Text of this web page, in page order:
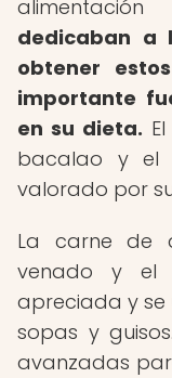
dedicaban a
obtener
importante
en su dieta.
bacalao y el
valorado por
La carne de
venado y el
apreciada y
sopas y
avanzadas